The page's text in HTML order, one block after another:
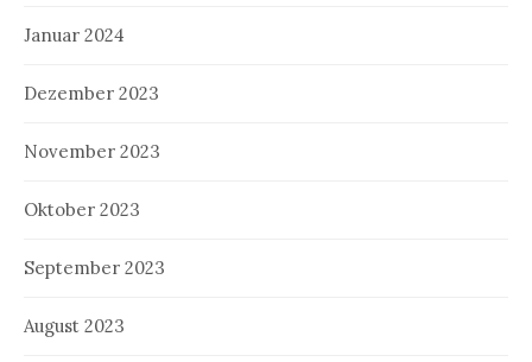
Januar 2024
Dezember 2023
November 2023
Oktober 2023
September 2023
August 2023